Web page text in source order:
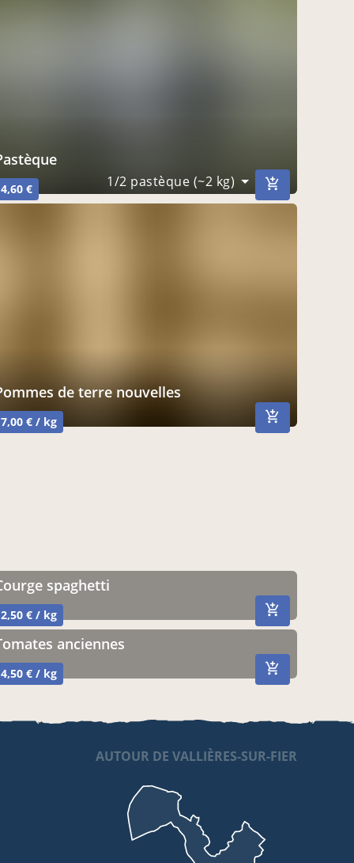
pastèque
4,60 € 1/2 pastèque (~2 kg)
pommes de terre nouvelles
7,00 € / kg
courge spaghetti
2,50 € / kg
tomates anciennes
4,50 € / kg
AUTOUR DE VALLIÈRES-SUR-FIER